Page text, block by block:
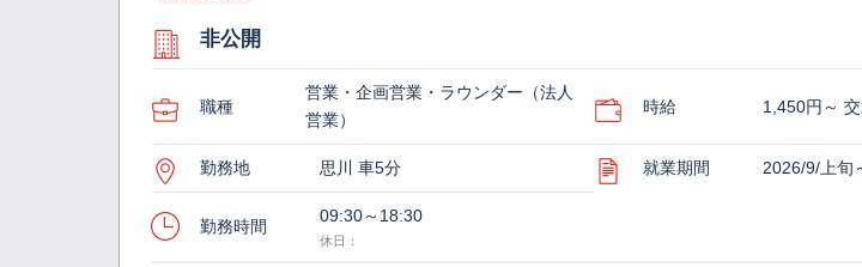
非公開
職種
営業・企画営業・ラウンダー（法人
営業）
時給 1,450円～
勤務地 思川 車5分 就業期間 2026/9/上旬
勤務時間
09:30～18:30
休日：